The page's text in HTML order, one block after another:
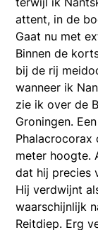
attent, in de
Gaat nu met
Binnen de
bij de rij
wanneer ik
zie ik over de
Groningen.
meter hoogte.
dat hij precies
Hij verdwijnt
waarschijnlijk
Reitdiep. Erg